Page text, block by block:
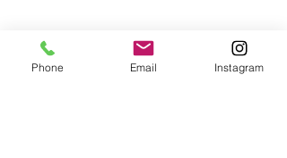
Phone Email Instagram